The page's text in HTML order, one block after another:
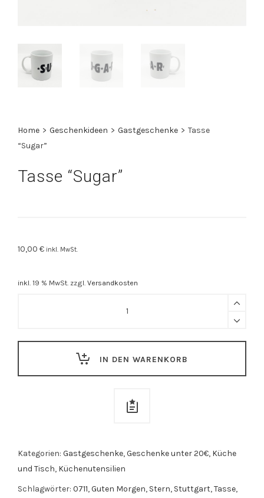
Home > Geschenkideen > Gastgeschenke > Tasse
“Sugar”
Tasse “Sugar”
10,00 € inkl. MwSt.
inkl. 19 % MwSt. zzgl. Versandkosten
IN DEN WARENKORB
Kategorien: Gastgeschenke,Geschenke unter 20€, Küche
und Tisch, Küchenutensilien
Schlagwörter: 0711,Guten Morgen, Stern, Stuttgart,Tasse,